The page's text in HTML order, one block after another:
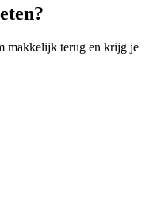
makkelijk terug en krijg je